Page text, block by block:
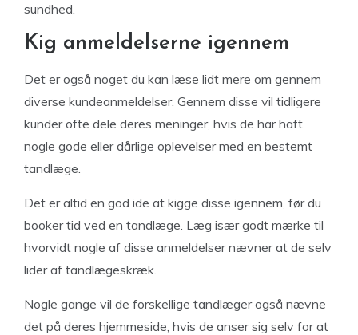
sundhed.
Kig anmeldelserne igennem
Det er også noget du kan læse lidt mere om gennem
diverse kundeanmeldelser. Gennem disse vil tidligere
kunder ofte dele deres meninger, hvis de har haft
nogle gode eller dårlige oplevelser med en bestemt
tandlæge.
Det er altid en god ide at kigge disse igennem, før du
booker tid ved en tandlæge. Læg især godt mærke til
hvorvidt nogle af disse anmeldelser nævner at de selv
lider af tandlægeskræk.
Nogle gange vil de forskellige tandlæger også nævne
det på deres hjemmeside, hvis de anser sig selv for at